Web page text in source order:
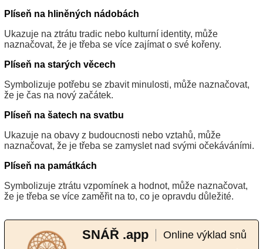
Plíseň na hliněných nádobách
Ukazuje na ztrátu tradic nebo kulturní identity, může
naznačovat, že je třeba se více zajímat o své kořeny.
Plíseň na starých věcech
Symbolizuje potřebu se zbavit minulosti, může naznačovat,
že je čas na nový začátek.
Plíseň na šatech na svatbu
Ukazuje na obavy z budoucnosti nebo vztahů, může
naznačovat, že je třeba se zamyslet nad svými očekáváními.
Plíseň na památkách
Symbolizuje ztrátu vzpomínek a hodnot, může naznačovat,
že je třeba se více zaměřit na to, co je opravdu důležité.
SNÁŘ .app Online výklad snů